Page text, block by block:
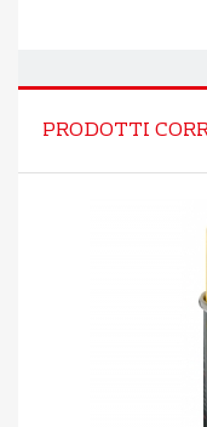
PRODOTTI